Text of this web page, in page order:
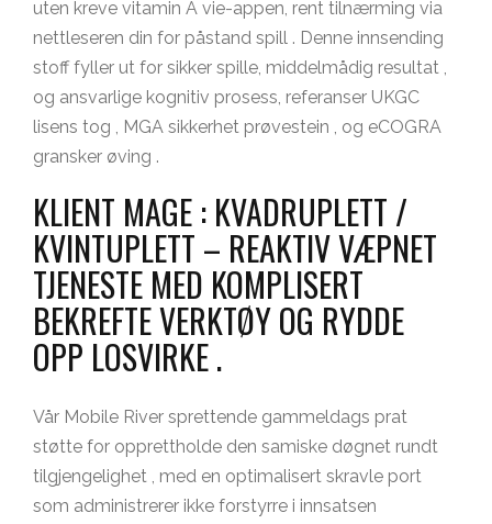
uten kreve vitamin A vie-appen, rent tilnærming via
nettleseren din for påstand spill . Denne innsending
stoff fyller ut for sikker spille, middelmådig resultat ,
og ansvarlige kognitiv prosess, referanser UKGC
lisens tog , MGA sikkerhet prøvestein , og eCOGRA
gransker øving .
KLIENT MAGE : KVADRUPLETT /
KVINTUPLETT – REAKTIV VÆPNET
TJENESTE MED KOMPLISERT
BEKREFTE VERKTØY OG RYDDE
OPP LOSVIRKE .
Vår Mobile River sprettende gammeldags prat
støtte for opprettholde den samiske døgnet rundt
tilgjengelighet , med en optimalisert skravle port
som administrerer ikke forstyrre i innsatsen